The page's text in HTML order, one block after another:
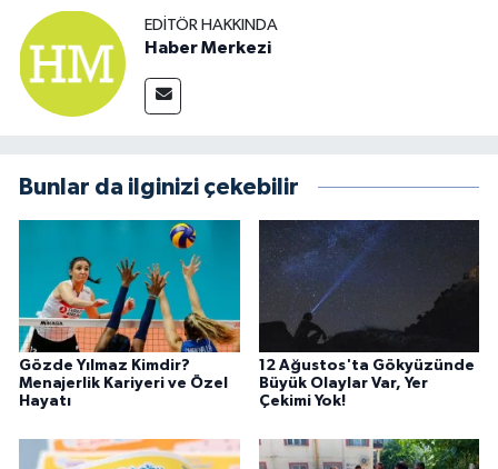
EDITÖR HAKKINDA
Haber Merkezi
Bunlar da ilginizi çekebilir
Gözde Yılmaz Kimdir?
Menajerlik Kariyeri ve Özel
Hayatı
12 Ağustos'ta Gökyüzünde
Büyük Olaylar Var, Yer
Çekimi Yok!